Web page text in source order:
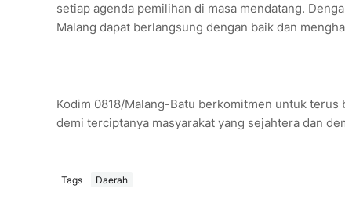
setiap agenda pemilihan di masa mendatang.
Malang dapat berlangsung dengan baik dan
Kodim 0818/Malang-Batu berkomitmen untuk
demi terciptanya masyarakat yang sejahtera dan
Tags Daerah